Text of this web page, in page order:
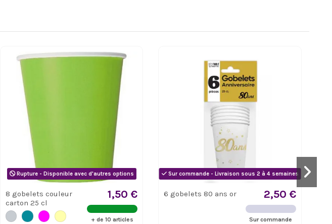
Rupture - Disponible avec d'autres options
8 gobelets couleur
carton 25 cl
1,50 €
+ de 10 articles
Sur commande - Livraison sous 2 à 4 semaines
6 gobelets 80 ans or 2,50 €
Sur commande